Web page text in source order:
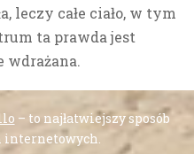
leczy całe ciało, w tym
ta prawda jest
wdrażana.
– to najłatwiejszy sposób